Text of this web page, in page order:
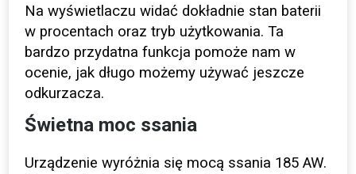
Na wyświetlaczu widać dokładnie stan baterii
w procentach oraz tryb użytkowania.Ta
bardzo przydatna funkcja pomoże nam w
ocenie, jak długo możemy używać jeszcze
odkurzacza.
Świetna moc ssania
Urządzenie wyróżnia się mocą ssania 185 AW.